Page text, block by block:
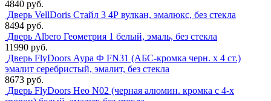
4840 руб.
Дверь VellDoris Стайл 3 4Р вулкан, эмалюкс, без стекла
8494 руб.
Дверь Albero Геометрия 1 белый, эмаль, без стекла
11990 руб.
Дверь FlyDoors Аура Ф FN31 (АБС-кромка черн. х 4 ст.)
эмалит серебристый, эмалит, без стекла
8673 руб.
Дверь FlyDoors Нео N02 (черная алюмин. кромка с 4-х